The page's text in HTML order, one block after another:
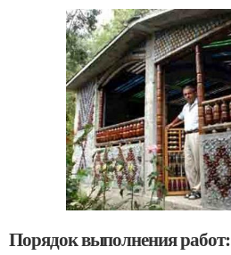
Порядок выполнения работ: